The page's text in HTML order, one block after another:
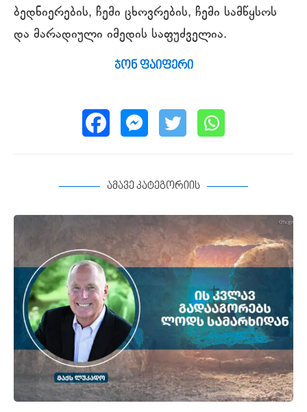
ბედნიერების, ჩემი ცხოვრების, ჩემი სამწყსოს
და მარადიული იმედის საფუძველია.
ჯონ ფაიფერი
ამავე კატეგორიის